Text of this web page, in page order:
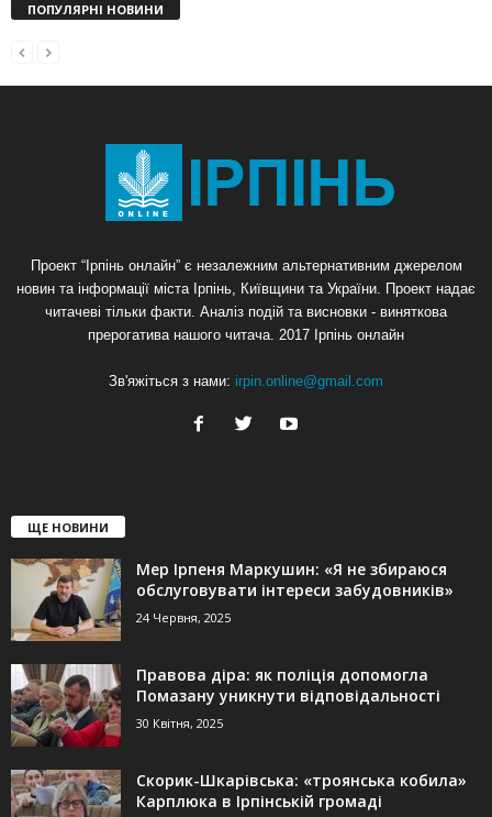
ПОПУЛЯРНІ НОВИНИ
Проект “Ірпінь онлайн” є незалежним альтернативним джерелом
новин та інформації міста Ірпінь, Київщини та України. Проект надає
читачеві тільки факти. Аналіз подій та висновки - виняткова
прерогатива нашого читача. 2017 Ірпінь онлайн
Зв'яжіться з нами: irpin.online@gmail.com
ЩЕ НОВИНИ
Мер Ірпеня Маркушин: «Я не збираюся
обслуговувати інтереси забудовників»
24 Червня, 2025
Правова діра: як поліція допомогла
Помазану уникнути відповідальності
30 Квітня, 2025
Скорик-Шкарівська: «троянська кобила»
Карплюка в Ірпінській громаді